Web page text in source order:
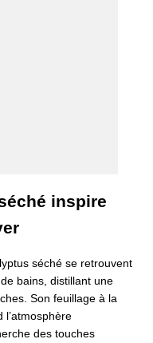
inspire
séché se retrouvent
bains, distillant une
Son feuillage à la
l’atmosphère
des touches